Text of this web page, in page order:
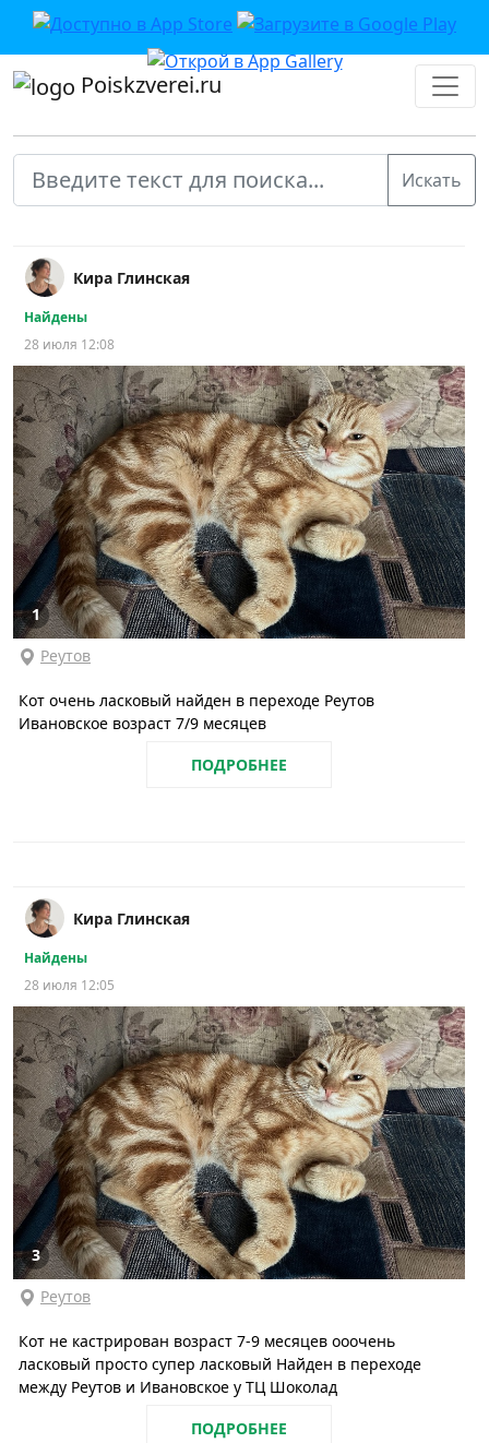
Poiskzverei.ru
Кира Глинская
Найдены
28 июля 12:08
1
Реутов
Кот очень ласковый найден в переходе Реутов
Ивановское возраст 7/9 месяцев
ПОДРОБНЕЕ
Кира Глинская
Найдены
28 июля 12:05
3
Реутов
Кот не кастрирован возраст 7-9 месяцев ооочень
ласковый просто супер ласковый Найден в переходе
между Реутов и Ивановское у ТЦ Шоколад
ПОДРОБНЕЕ